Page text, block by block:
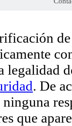
legalidad
. De
que